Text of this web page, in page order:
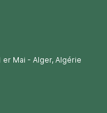
er Mai - Alger, Algérie